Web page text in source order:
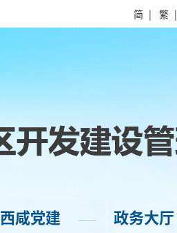
简 | 繁
西咸党建 —— 政务大厅